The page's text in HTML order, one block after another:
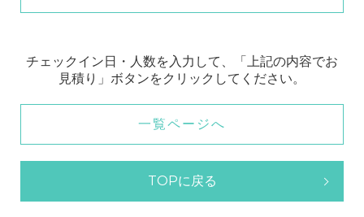
チェックイン日・人数を入力して、「上記の内容でお
見積り」ボタンをクリックしてください。
一覧ページへ
TOPに戻る